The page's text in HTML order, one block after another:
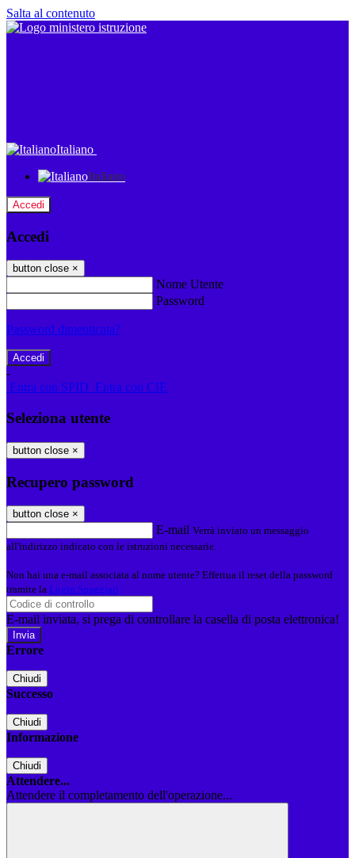
Salta al contenuto
Italiano
Italiano
Accedi
Accedi
button close ×
Nome Utente
Password
Password dimenticata?
-
Entra con SPID Entra con CIE
Seleziona utente
button close ×
Recupero password
button close ×
E-mail Verrà inviato un messaggio
all'indirizzo indicato con le istruzioni necessarie.
Non hai una e-mail associata al nome utente? Effettua il reset della password
tramite la Login Spaggiari
E-mail inviata, si prega di controllare la casella di posta elettronica!
Errore
Chiudi
Successo
Chiudi
Informazione
Chiudi
Attendere...
Attendere il completamento dell'operazione...